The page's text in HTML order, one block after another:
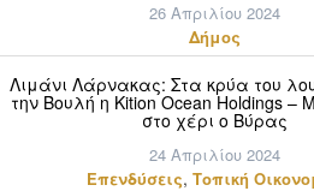
26 Απριλίου 2024
Δήμος
Λιμάνι Λάρνακας: Στα κρύα του
την Βουλή η Kition Ocean Holdings –
στο χέρι ο Βύρας
24 Απριλίου 2024
Επενδύσεις, Τοπική